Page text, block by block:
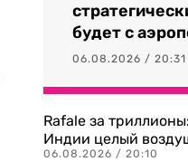
будет с
06.08.2026 / 20:31
Rafale за
Индии целый
06.08.2026 / 20:10